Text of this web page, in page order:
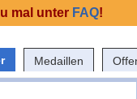
Medaillen
mal unter FAQ!